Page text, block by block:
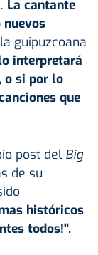
La cantante
nuevos
guipuzcoana
interpretará
o si por lo
que
post del Big
de su
históricos
todos!".